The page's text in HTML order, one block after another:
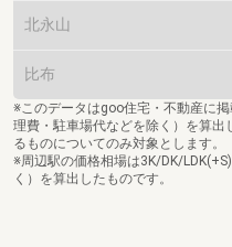
北永山
比布
※このデータはgoo住宅・不動産に
理費・駐車場代などを除く）を算
るものについてのみ対象とします。
※周辺駅の価格相場は3K/DK/
く）を算出したものです。